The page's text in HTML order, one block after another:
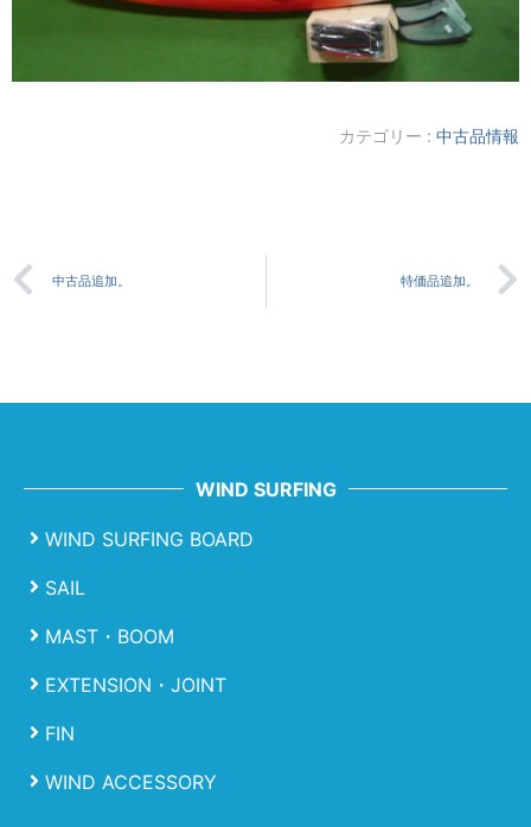
カテゴリー : 中古品情報
中古品追加。 特価品追加。
WIND SURFING
WIND SURFING BOARD
SAIL
MAST・BOOM
EXTENSION・JOINT
FIN
WIND ACCESSORY